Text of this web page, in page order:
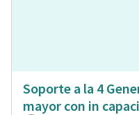
Soporte a la 4
mayor con in